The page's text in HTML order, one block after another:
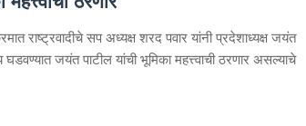
राष्ट्रवादीचे सप अध्यक्ष शरद पवार यांनी प्रदेशाध्यक्ष जयंत
जयंत पाटील यांची भूमिका महत्त्वाची ठरणार असल्याचे